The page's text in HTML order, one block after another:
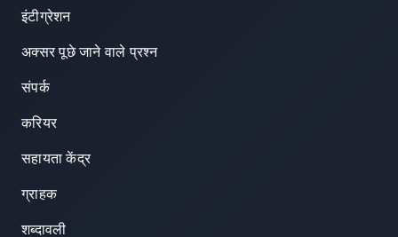
इंटीग्रेशन
अक्सर पूछे जाने वाले प्रश्न
संपर्क
करियर
सहायता केंद्र
ग्राहक
शब्दावली